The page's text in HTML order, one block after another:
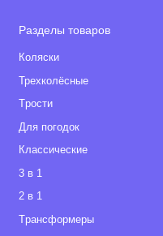
Разделы товаров
Коляски
Трехколёсные
Tрости
Для погодок
Классические
3 в 1
2 в 1
Tрансформеры